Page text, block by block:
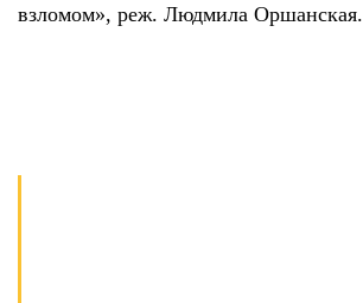
взломом», реж. Людмила Оршанская.